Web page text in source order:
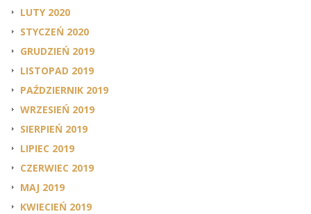
LUTY 2020
STYCZEŃ 2020
GRUDZIEŃ 2019
LISTOPAD 2019
PAŹDZIERNIK 2019
WRZESIEŃ 2019
SIERPIEŃ 2019
LIPIEC 2019
CZERWIEC 2019
MAJ 2019
KWIECIEŃ 2019